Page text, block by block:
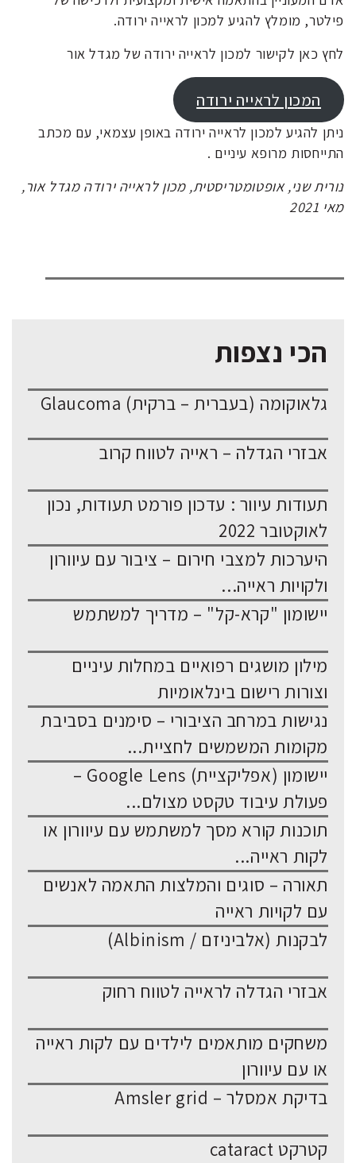
פילטר, מומלץ להגיע למכון לראייה ירודה.
לחץ כאן לקישור למכון לראייה ירודה של מגדל אור
המכון לראייה ירודה
ניתן להגיע למכון לראייה ירודה באופן עצמאי, עם מכתב
התייחסות מרופא עיניים .
נורית שני, אופטומטריסטית, מכון לראייה ירודה מגדל אור,
מאי 2021
הכי נצפות
גלאוקומה (בעברית – ברקית) Glaucoma
אבזרי הגדלה – ראייה לטווח קרוב
תעודות עיוור : עדכון פורמט תעודות, נכון
לאוקטובר 2022
היערכות למצבי חירום – ציבור עם עיוורון
ולקויות ראייה...
יישומון "קרא-קל" – מדריך למשתמש
מילון מושגים רפואיים במחלות עיניים
וצורות רישום בינלאומיות
נגישות במרחב הציבורי – סימנים בסביבת
מקומות המשמשים לחציית...
יישומון (אפליקציית) Google Lens –
פעולת עיבוד טקסט מצולם...
תוכנות קורא מסך למשתמש עם עיוורון או
לקות ראייה...
תאורה – סוגים והמלצות התאמה לאנשים
עם לקויות ראייה
לבקנות (אלביניזם / Albinism)
אבזרי הגדלה לראייה לטווח רחוק
משחקים מותאמים לילדים עם לקות ראייה
או עם עיוורון
בדיקת אמסלר – Amsler grid
קטרקט cataract